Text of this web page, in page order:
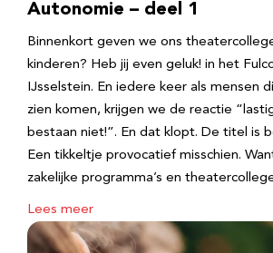
Autonomie – deel 1
Binnenkort geven we ons
kinderen? Heb jij even geluk! in het
IJsselstein. En iedere keer als mensen
zien komen, krijgen we de reactie
bestaan niet!”. En dat klopt. De titel is
Een tikkeltje provocatief misschien.
zakelijke programma’s en
Lees meer